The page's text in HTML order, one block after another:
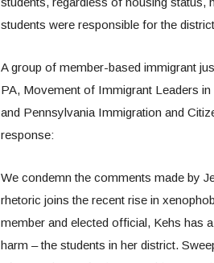
students were responsible for the
A group of member-based immigrant
PA, Movement of Immigrant Leaders
and Pennsylvania Immigration and
response:
We condemn the comments made by
rhetoric joins the recent rise in
member and elected official, Kehs has
harm – the students in her district.